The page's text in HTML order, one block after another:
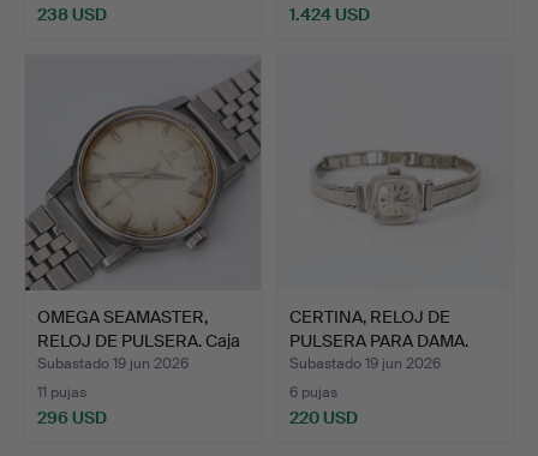
238 USD 1.424 USD
OMEGA SEAMASTER,
RELOJ DE PULSERA. Caja
de…
Subastado 19 jun 2026
11 pujas
296 USD
CERTINA, RELOJ DE
PULSERA PARA DAMA.
Caja …
Subastado 19 jun 2026
6 pujas
220 USD